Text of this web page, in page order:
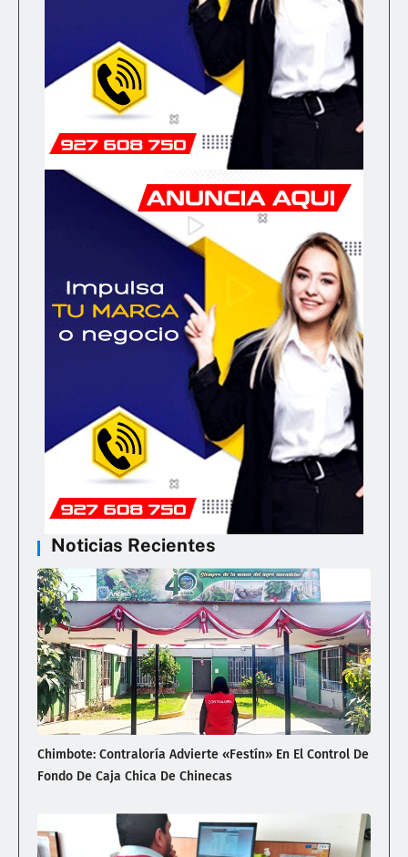
Noticias Recientes
Chimbote: Contraloría Advierte «Festín» En El Control De
Fondo De Caja Chica De Chinecas